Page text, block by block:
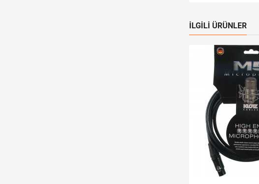
İLGILI ÜRÜNLER